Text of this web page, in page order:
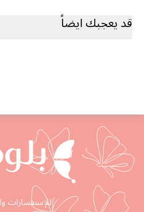
قد يعجبك ايضاً
للإستفسارات